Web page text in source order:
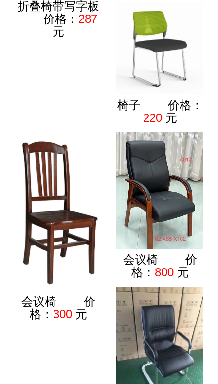
折叠椅带写字板
价格： 287
元
椅子 价格：
220元
会议椅 价
格： 300元
会议椅 价
格： 800元